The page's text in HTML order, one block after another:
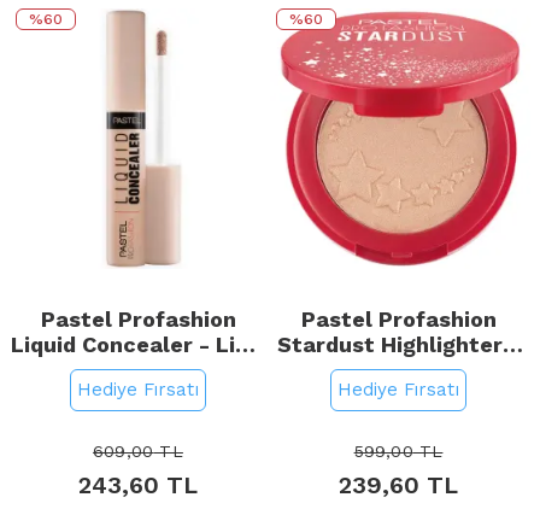
%60
Pastel Profashion
Liquid Concealer - Likit
Kapatıcı No: 104 Tan
Hediye Fırsatı
609,00TL
243,60 TL
%60
Pastel Profashion
Stardust Highlighter -
Aydınlatıcı No: 322
Spica
Hediye Fırsatı
599,00TL
239,60 TL